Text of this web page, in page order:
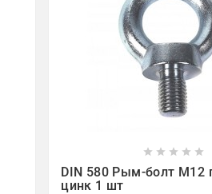
 
    
DIN 580 Рым-болт М12
цинк 1 шт